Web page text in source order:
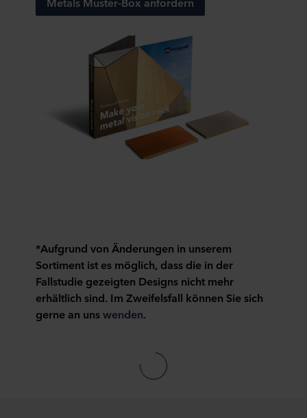
Es steht Ihnen frei, welche Cookies Sie auf unserer Seite
akzeptieren und somit welche Daten wir verarbeiten
Sie können Ihre Einwilligung jederzeit widerrufen oder
ändern, indem Sie auf das Cookie-Symbol am unteren
Rand der Website klicken.
Lesen Sie mehr über unsere Verwendung von Cookies im
Abschnitt "Über" und über unsere Verarbeitung
*Aufgrund von Änderungen in unserem
Sortiment ist es möglich, dass die in der
Fallstudie gezeigten Designs nicht mehr
erhältlich sind. Im Zweifelsfall können Sie sich
gerne an unswenden.